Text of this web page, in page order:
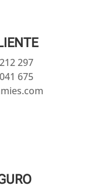
297
675